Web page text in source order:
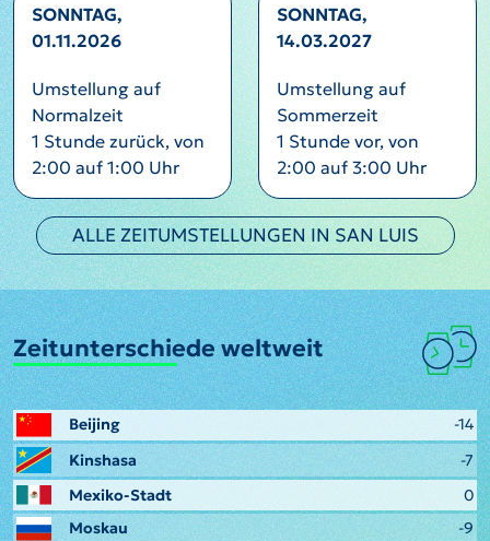
SONNTAG,
01.11.2026
Umstellung auf
Normalzeit
1 Stunde zurück, von
2:00 auf 1:00 Uhr
SONNTAG,
14.03.2027
Umstellung auf
Sommerzeit
1 Stunde vor, von
2:00 auf 3:00 Uhr
ALLE ZEITUMSTELLUNGEN IN SAN LUIS
Zeitunterschiede weltweit
Beijing
-14
Kinshasa
-7
Mexiko-Stadt
0
Moskau
-9